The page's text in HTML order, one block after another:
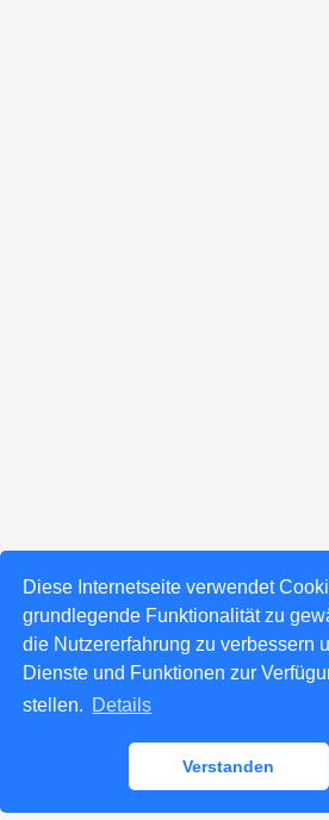
Diese Internetseite verwendet
grundlegende Funktionalität zu
die Nutzererfahrung zu verbessern
Dienste und Funktionen zur
stellen. Details
Verstanden